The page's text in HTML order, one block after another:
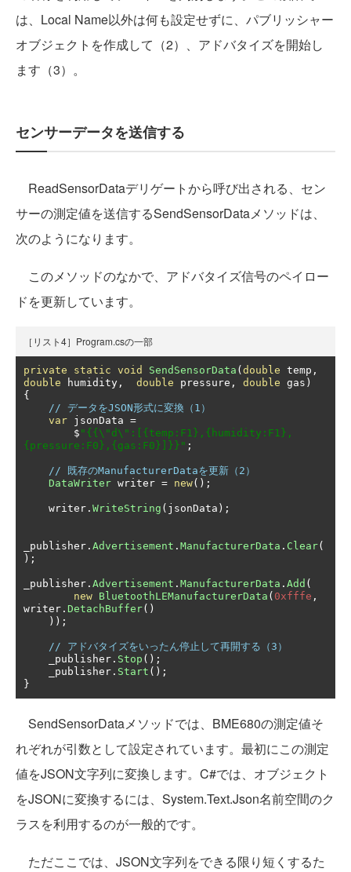
は、Local Name以外は何も設定せずに、パブリッシャー
オブジェクトを作成して（2）、アドバタイズを開始し
ます（3）。
センサーデータを送信する
ReadSensorDataデリゲートから呼び出される、セン
サーの測定値を送信するSendSensorDataメソッドは、
次のようになります。
このメソッドのなかで、アドバタイズ信号のペイロー
ドを更新しています。
［リスト4］Program.csの一部
private static void SendSensorData ( double temp ,
double humidity , double pressure , double gas )
{
// データをJSON形式に変換（1）
var jsonData =
        $
"{{\"d\":[{temp:F1},{humidity:F1},
{pressure:F0},{gas:F0}]}}" ;
// 既存のManufacturerDataを更新（2）
DataWriter writer = new();
    writer
. WriteString ( jsonData );
_publisher . Advertisement . ManufacturerData . Clear(
);
_publisher . Advertisement . ManufacturerData . Add (
new BluetoothLEManufacturerData ( 0xfffe ,
writer . DetachBuffer()
));
// アドバタイズをいったん停止して再開する（3）
    _publisher
. Stop ();
    _publisher
. Start ();
}
SendSensorDataメソッドでは、BME680の測定値そ
れぞれが引数として設定されています。最初にこの測定
値をJSON文字列に変換します。C#では、オブジェクト
をJSONに変換するには、System.Text.Json名前空間のク
ラスを利用するのが一般的です。
ただここでは、JSON文字列をできる限り短くするた